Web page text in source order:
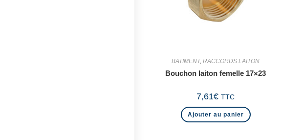
BATIMENT,RACCORDS LAITON
Bouchon laiton femelle 17×23
7,61€ TTC
Ajouter au panier